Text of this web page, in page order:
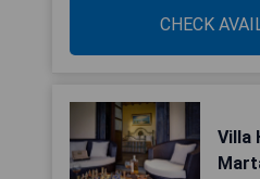
CHECK
Villa